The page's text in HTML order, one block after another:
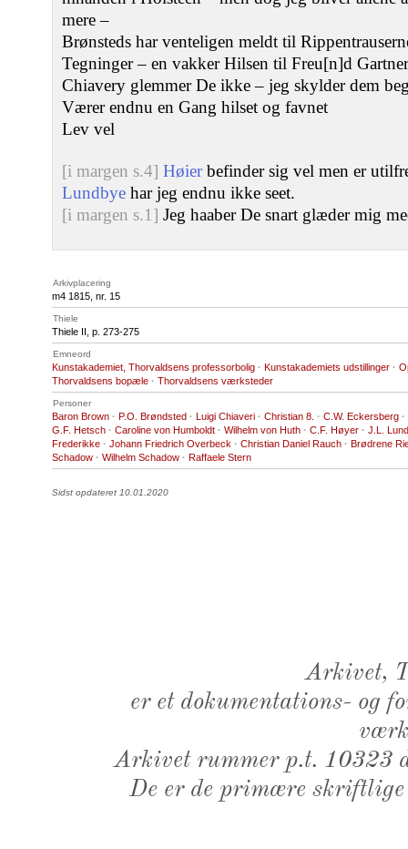
mere –
Brønsteds har venteligen meldt til
Tegninger – en vakker Hilsen til Freu[n]d
Chiavery glemmer De ikke – jeg skylder dem
Værer endnu en Gang hilset og favnet
Lev vel
[i margen s.4] Høierbefinder sig vel men er
Lundbye har jeg endnu ikke seet.
[i margen s.1] Jeg haaber De snart glæder mig
Arkivplacering
m4 1815, nr. 15
Thiele
Thiele II, p. 273-275
Emneord
Kunstakademiet, Thorvaldsens professorbolig · Kunstakademiets udstillinger ·
Thorvaldsens bopæle · Thorvaldsens værksteder
Personer
Baron Brown · P.O. Brøndsted · Luigi Chiaveri · Christian 8. · C.W. Eckersberg ·
G.F. Hetsch · Caroline von Humboldt · Wilhelm von Huth · C.F. Høyer · J.L. Lund
Frederikke · Johann Friedrich Overbeck · Christian Daniel Rauch · Brødrene
Schadow · Wilhelm Schadow · Raffaele Stern
Sidst opdateret 10.01.2020
Arkivet,
er et dokumentations- og
Arkivet rummer p.t. 10323
De er de primære